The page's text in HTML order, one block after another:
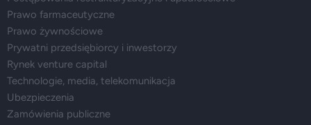
Prawo farmaceutyczne
Prawo żywnościowe
Prywatni przedsiębiorcy i inwestorzy
Rynek venture capital
Technologie, media, telekomunikacja
Ubezpieczenia
Zamówienia publiczne